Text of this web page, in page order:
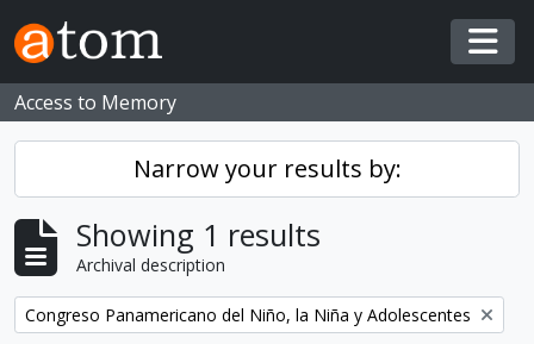
Skip to main content
Access to Memory
Narrow your results by:
Showing 1 results
Archival description
Remove filter:
Congreso Panamericano del Niño, la Niña y Adolescentes